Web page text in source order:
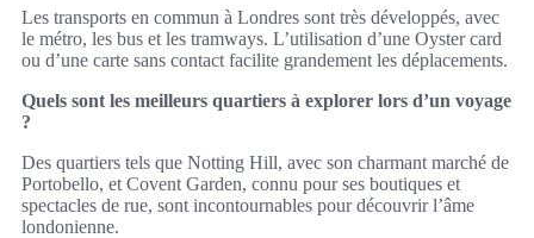
Les transports en commun à Londres sont très développés, avec
le métro, les bus et les tramways. L’utilisation d’une Oyster card
ou d’une carte sans contact facilite grandement les déplacements.
Quels sont les meilleurs quartiers à explorer lors d’un voyage
?
Des quartiers tels que Notting Hill, avec son charmant marché de
Portobello, et Covent Garden, connu pour ses boutiques et
spectacles de rue, sont incontournables pour découvrir l’âme
londonienne.